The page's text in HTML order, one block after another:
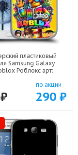
пластиковый
Samsung Galaxy
Роблокс арт:
по акции
290 ₽